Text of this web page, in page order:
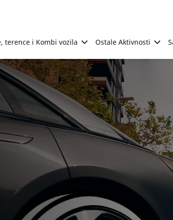
terence i Kombi vozila Ostale Aktivnosti